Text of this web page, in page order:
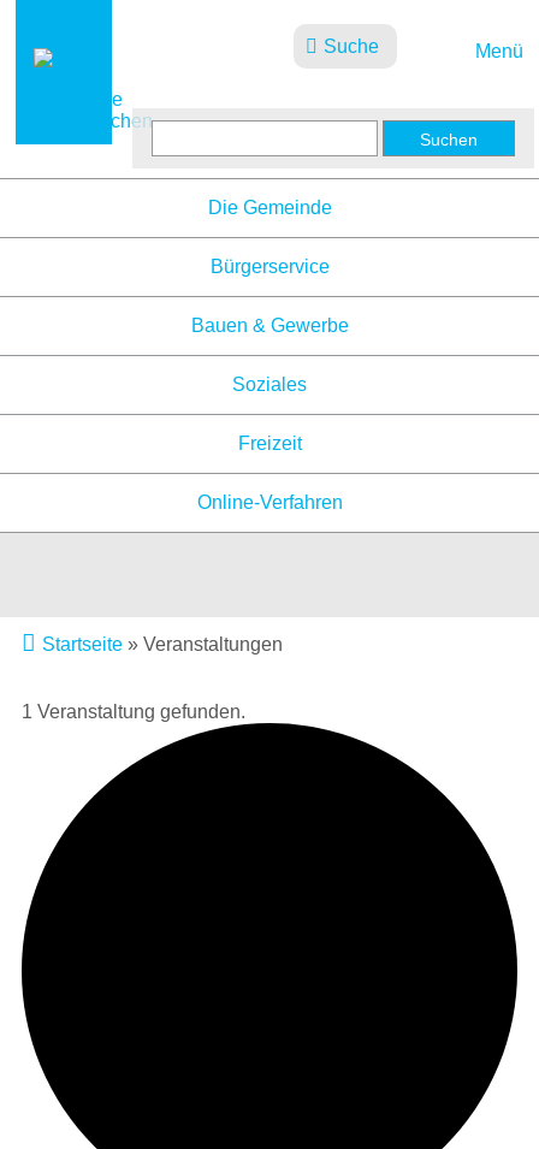
Menü
Suche
Die Gemeinde
Bürgerservice
Bauen & Gewerbe
Soziales
Freizeit
Online-Verfahren
Startseite» Veranstaltungen
1 Veranstaltung gefunden.